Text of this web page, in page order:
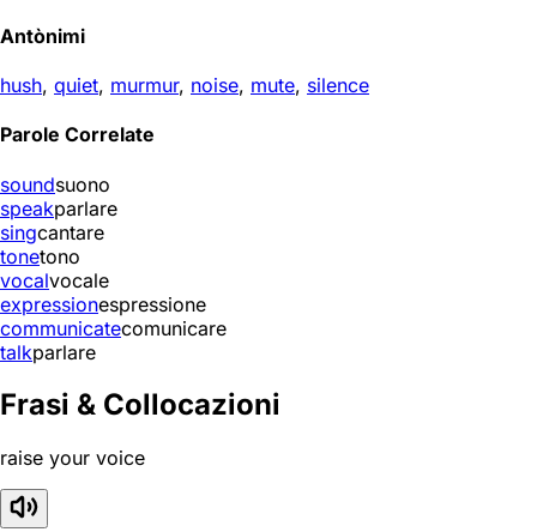
Antònimi
hush, quiet, murmur, noise, mute, silence
Parole Correlate
soundsuono
speakparlare
singcantare
tonetono
vocalvocale
expressionespressione
communicatecomunicare
talkparlare
Frasi & Collocazioni
raise your voice